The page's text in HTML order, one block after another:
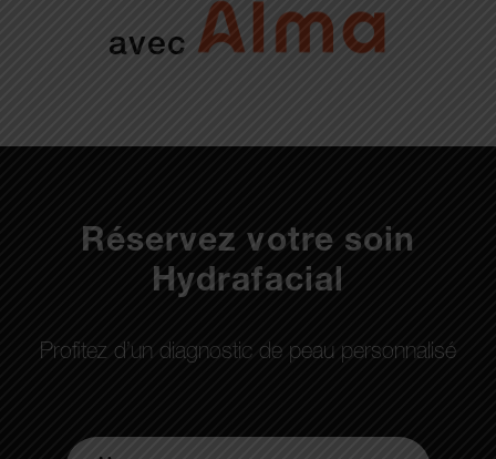
avec
Réservez votre soin
Hydrafacial
Profitez d’un diagnostic de peau personnalisé